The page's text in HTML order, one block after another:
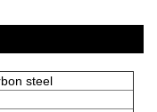
steel